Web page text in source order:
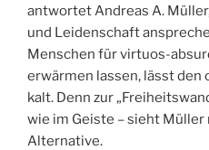
antwortet Andreas A.
und Leidenschaft
Menschen für virtuos-
erwärmen lassen, lässt
kalt. Denn zur
wie im Geiste – sieht Müller
Alternative.